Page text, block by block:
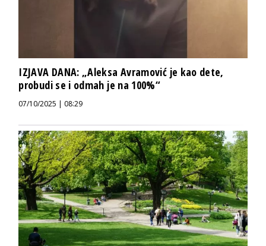
IZJAVA DANA: „Aleksa Avramović je kao dete,
probudi se i odmah je na 100%“
07/10/2025 | 08:29